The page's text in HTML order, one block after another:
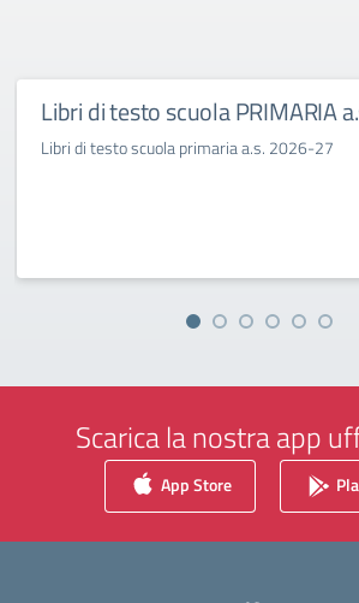
Libri di testo scuola PRIMARIA
Libri di testo scuola primaria a.s. 2026-27
Scarica la nostra app
App Store